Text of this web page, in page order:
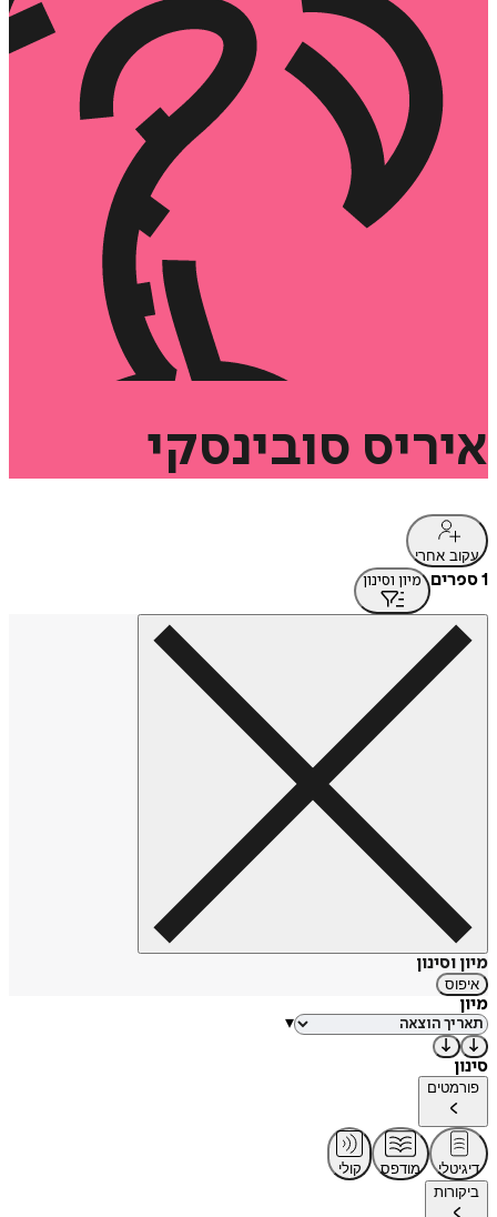
איריס סובינסקי
עקוב אחרי
1 ספרים מיון וסינון
מיון וסינון
איפוס
מיון
▾
סינון
פורמטים
דיגיטלי מודפס
קולי
ביקורות